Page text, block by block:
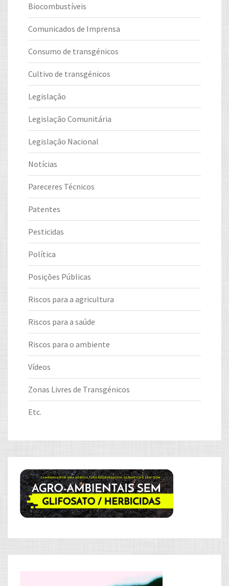
Biocombustíveis
Comunicados de Imprensa
Consumo de transgénicos
Cultivo de transgénicos
Legislação
Legislação Comunitária
Legislação Nacional
Notícias
Pareceres Técnicos
Patentes
Pesticidas
Política
Posições Públicas
Riscos para a agricultura
Riscos para a saúde
Riscos para o ambiente
Vídeos
Zonas Livres de Transgénicos
Etc.